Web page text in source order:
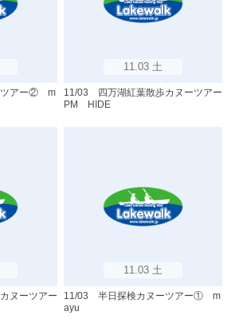
ツアー② m
11.03 土
11/03 四万湖紅葉散歩カヌーツアー
PM HIDE
ヌーツアー
11.03 土
11/03 半日探検カヌーツアー① m
ayu